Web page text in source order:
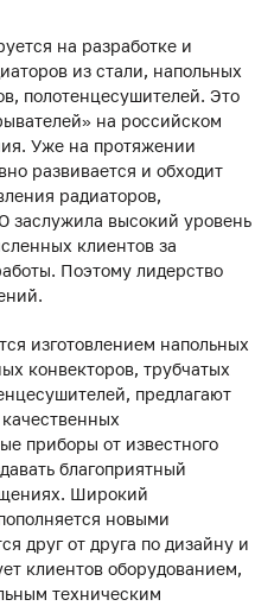
на разработке и
из стали, напольных
полотенцесушителей. Это
на российском
Уже на протяжении
развивается и обходит
радиаторов,
заслужила высокий уровень
клиентов за
Поэтому лидерство
изготовлением напольных
конвекторов, трубчатых
предлагают
приборы от известного
благоприятный
Широкий
новыми
друг от друга по дизайну и
клиентов оборудованием,
техническим